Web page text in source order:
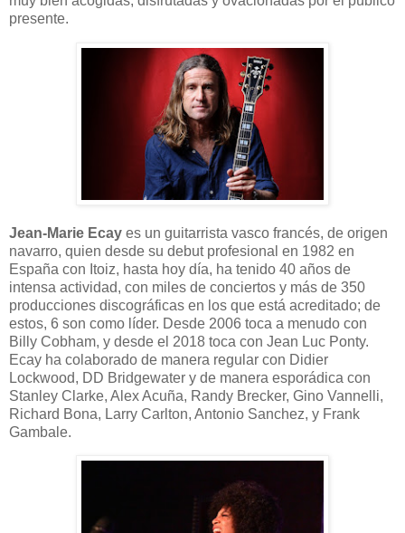
presente.
Jean-Marie Ecay es un guitarrista vasco francés, de origen
navarro, quien desde su debut profesional en 1982 en
España con Itoiz, hasta hoy día, ha tenido 40 años de
intensa actividad, con miles de conciertos y más de 350
producciones discográficas en los que está acreditado; de
estos, 6 son como líder. Desde 2006 toca a menudo con
Billy Cobham, y desde el 2018 toca con Jean Luc Ponty.
Ecay ha colaborado de manera regular con Didier
Lockwood, DD Bridgewater y de manera esporádica con
Stanley Clarke, Alex Acuña, Randy Brecker, Gino Vannelli,
Richard Bona, Larry Carlton, Antonio Sanchez, y Frank
Gambale.